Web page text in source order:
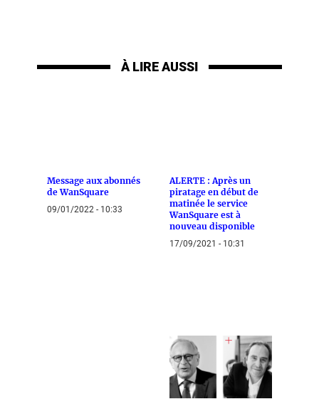
À LIRE AUSSI
Message aux abonnés
de WanSquare
09/01/2022 - 10:33
ALERTE : Après un
piratage en début de
matinée le service
WanSquare est à
nouveau disponible
17/09/2021 - 10:31